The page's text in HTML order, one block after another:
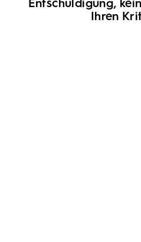
Entschuldigung,
Ihren